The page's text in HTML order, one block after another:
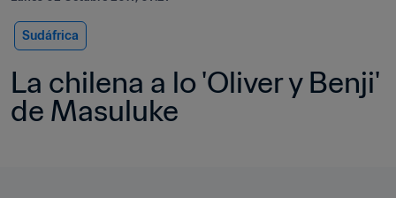
Sudáfrica
La chilena a lo 'Oliver y Benji'
de Masuluke